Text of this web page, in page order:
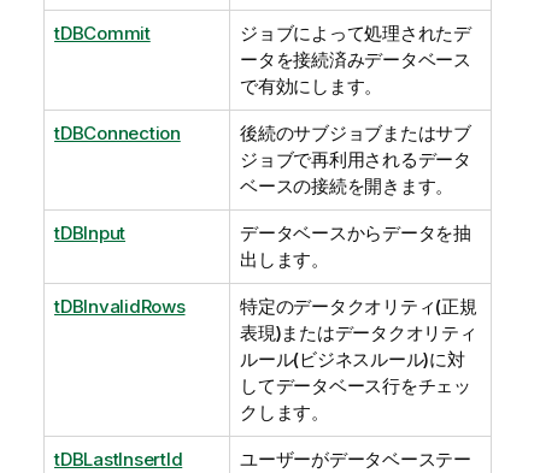
tDBCommit
ジョブによって処理されたデ
ータを接続済みデータベース
で有効にします。
tDBConnection
後続のサブジョブまたはサブ
ジョブで再利用されるデータ
ベースの接続を開きます。
tDBInput
データベースからデータを抽
出します。
tDBInvalidRows
特定のデータクオリティ(正規
表現)またはデータクオリティ
ルール(ビジネスルール)に対
してデータベース行をチェッ
クします。
tDBLastInsertId
ユーザーがデータベーステー